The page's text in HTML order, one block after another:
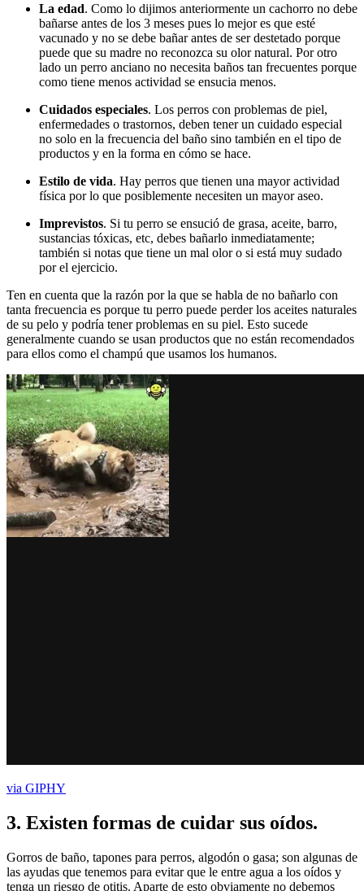
La edad. Como lo dijimos anteriormente un cachorro no debe
bañarse antes de los 3 meses pues lo mejor es que esté
vacunado y no se debe bañar antes de ser destetado porque
puede que su madre no reconozca su olor natural. Por otro
lado un perro anciano no necesita baños tan frecuentes porque
como tiene menos actividad se ensucia menos.
Cuidados especiales. Los perros con problemas de piel,
enfermedades o trastornos, deben tener un cuidado especial
no solo en la frecuencia del baño sino también en el tipo de
productos y en la forma en cómo se hace.
Estilo de vida. Hay perros que tienen una mayor actividad
física por lo que posiblemente necesiten un mayor aseo.
Imprevistos. Si tu perro se ensució de grasa, aceite, barro,
sustancias tóxicas, etc, debes bañarlo inmediatamente;
también si notas que tiene un mal olor o si está muy sudado
por el ejercicio.
Ten en cuenta que la razón por la que se habla de no bañarlo con
tanta frecuencia es porque tu perro puede perder los aceites naturales
de su pelo y podría tener problemas en su piel. Esto sucede
generalmente cuando se usan productos que no están recomendados
para ellos como el champú que usamos los humanos.
via GIPHY
3. Existen formas de cuidar sus oídos.
Gorros de baño, tapones para perros, algodón o gasa; son algunas de
las ayudas que tenemos para evitar que le entre agua a los oídos y
tenga un riesgo de otitis. Aparte de esto obviamente no debemos